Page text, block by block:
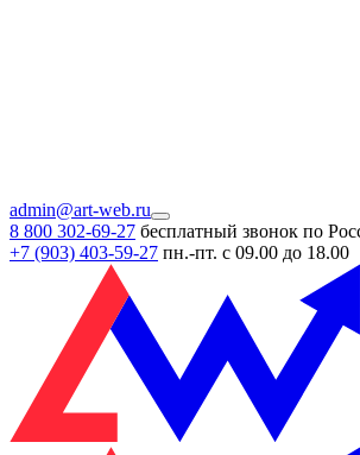
admin@art-web.ru
8 800 302-69-27 бесплатный звонок по
+7 (903) 403-59-27 пн.-пт. с 09.00 до 18.00